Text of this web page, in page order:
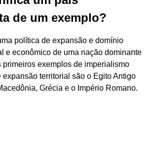
de um exemplo?
política de expansão e domínio
e econômico de uma nação dominante
primeiros exemplos de imperialismo
expansão territorial são o Egito Antigo
Grécia e o Império Romano.